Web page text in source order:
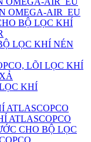
OMEGA-AIR_EU
BỘ LỌC KHÍ
LỌC KHÍ NÉN
LÕI LỌC KHÍ
KHÍ
ATLASCOPCO
ATLASCOPCO
CHO BỘ LỌC